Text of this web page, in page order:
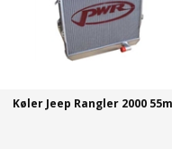
Køler Jeep Rangler 2000